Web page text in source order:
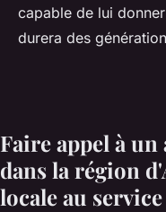
capable de lui
durera des
Faire appel à
dans la région
locale au